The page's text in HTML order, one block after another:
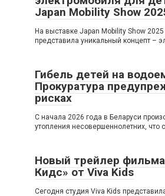
Japan Mobility Show
На выставке Japan Mobility Show
представила уникальный концепт –
Гибель детей на
Прокуратура
рисках
С начала 2026 года в Беларуси
утопления несовершеннолетних, что
Новый трейлер
Кидс» от Viva Kids
Сегодня студия Viva Kids